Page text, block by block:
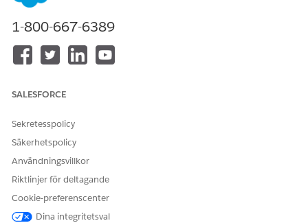
eller IP-kontroll
Denna kontroll låter Salesforce-administratörer skapa
innehållsleveransnätverk (CDN) för att blockera eller tillåta
webbtrafik baserat på den ursprungliga IP-adressen eller
LÖSTE DENNA ARTIKEL DITT PROBLEM?
Berätta för oss vad vi kan förbättra!
1-800-667-6389
SALESFORCE
Sekretesspolicy
Säkerhetspolicy
Användningsvillkor
Riktlinjer för deltagande
Cookie-preferenscenter
Dina integritetsval